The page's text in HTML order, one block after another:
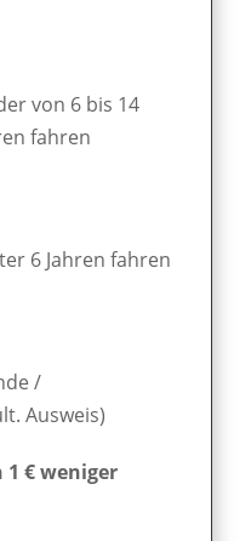
von 6 bis 14
fahren
6 Jahren fahren
/
Ausweis)
1 € weniger